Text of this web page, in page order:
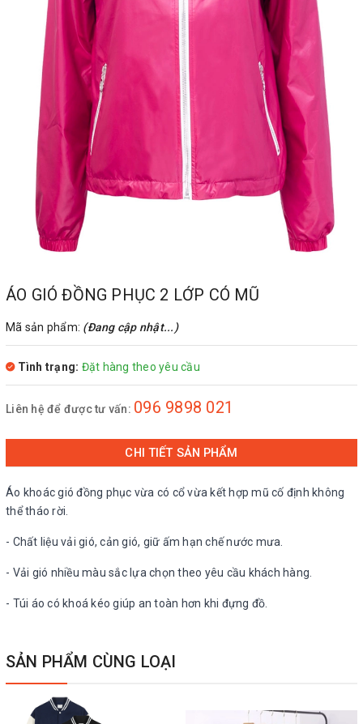
ÁO GIÓ ĐỒNG PHỤC 2 LỚP CÓ MŨ
Mã sản phẩm: (Đang cập nhật...)
Tình trạng: Đặt hàng theo yêu cầu
Liên hệ để được tư vấn: 096 9898 021
CHI TIẾT SẢN PHẨM
Áo khoác gió đồng phục vừa có cổ vừa kết hợp mũ cố định không
thể tháo rời.
- Chất liệu vải gió, cản gió, giữ ấm hạn chế nước mưa.
- Vải gió nhiều màu sắc lựa chọn theo yêu cầu khách hàng.
- Túi áo có khoá kéo giúp an toàn hơn khi đựng đồ.
SẢN PHẨM CÙNG LOẠI